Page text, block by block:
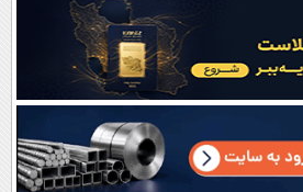
نظرسنجی
آب و هوا
اوقات شرعی
سواد زندگی